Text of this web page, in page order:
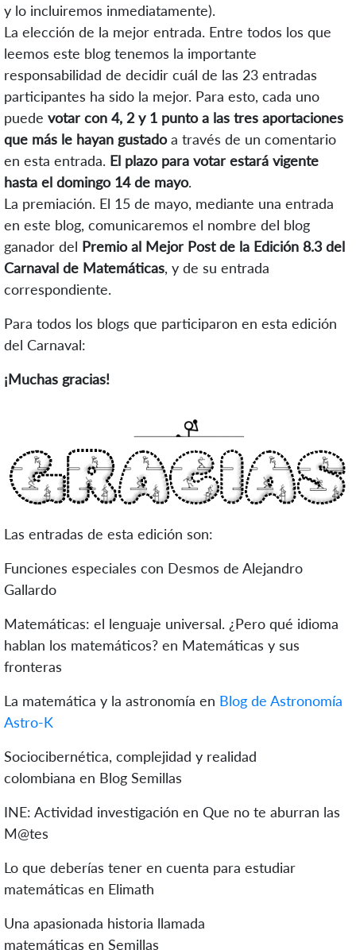
y lo incluiremos inmediatamente).
La elección de la mejor entrada. Entre todos los que
leemos este blog tenemos la importante
responsabilidad de decidir cuál de las 23 entradas
participantes ha sido la mejor. Para esto, cada uno
puede votar con 4, 2 y 1 punto a las tres aportaciones
que más le hayan gustadoa través de un comentario
en esta entrada. El plazo para votar estará vigente
hasta el domingo 14 de mayo.
La premiación. El 15 de mayo, mediante una entrada
en este blog, comunicaremos el nombre del blog
ganador del Premio al Mejor Post de la Edición 8.3 del
Carnaval de Matemáticas, y de su entrada
correspondiente.
Para todos los blogs que participaron en esta edición
del Carnaval:
¡Muchas gracias!
Las entradas de esta edición son:
Funciones especiales con Desmos de Alejandro
Gallardo
Matemáticas: el lenguaje universal. ¿Pero qué idioma
hablan los matemáticos? en Matemáticas y sus
fronteras
La matemática y la astronomía en Blog de Astronomía
Astro-K
Sociocibernética, complejidad y realidad
colombiana en Blog Semillas
INE: Actividad investigación en Que no te aburran las
M@tes
Lo que deberías tener en cuenta para estudiar
matemáticas en Elimath
Una apasionada historia llamada
matemáticas en Semillas